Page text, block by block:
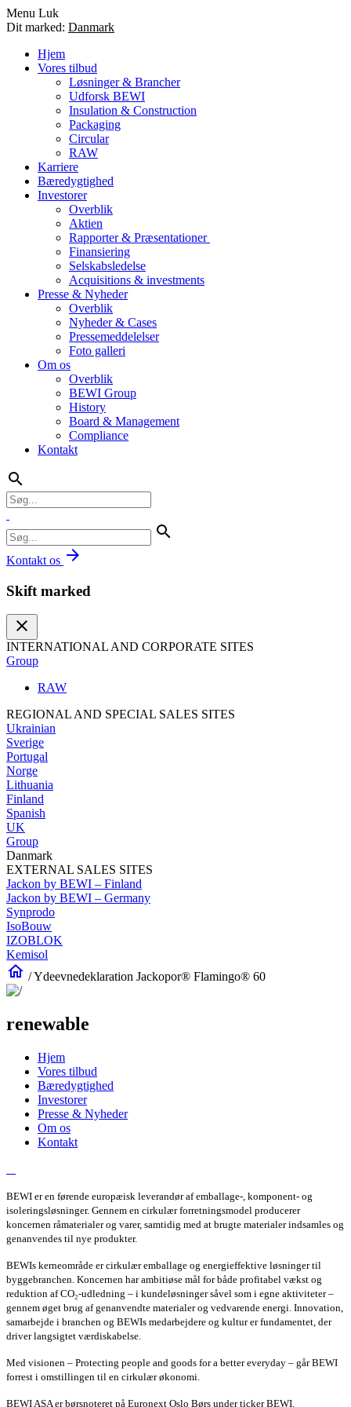
Menu Luk
Dit marked: Danmark
Hjem
Vores tilbud
Løsninger & Brancher
Udforsk BEWI
Insulation & Construction
Packaging
Circular
RAW
Karriere
Bæredygtighed
Investorer
Overblik
Aktien
Rapporter & Præsentationer
Finansiering
Selskabsledelse
Acquisitions & investments
Presse & Nyheder
Overblik
Nyheder & Cases
Pressemeddelelser
Foto galleri
Om os
Overblik
BEWI Group
History
Board & Management
Compliance
Kontakt
search
search
Kontakt os arrow_forward
Skift marked
close
INTERNATIONAL AND CORPORATE SITES
Group
RAW
REGIONAL AND SPECIAL SALES SITES
Ukrainian
Sverige
Portugal
Norge
Lithuania
Finland
Spanish
UK
Group
Danmark
EXTERNAL SALES SITES
Jackon by BEWI – Finland
Jackon by BEWI – Germany
Synprodo
IsoBouw
IZOBLOK
Kemisol
home /Ydeevnedeklaration Jackopor® Flamingo® 60
renewable
Hjem
Vores tilbud
Bæredygtighed
Investorer
Presse & Nyheder
Om os
Kontakt
BEWI er en førende europæisk leverandør af emballage-, komponent- og
isoleringsløsninger. Gennem en cirkulær forretningsmodel producerer
koncernen råmaterialer og varer, samtidig med at brugte materialer indsamles og
genanvendes til nye produkter.
BEWIs kerneområde er cirkulær emballage og energieffektive løsninger til
byggebranchen. Koncernen har ambitiøse mål for både profitabel vækst og
reduktion af CO₂-udledning – i kundeløsninger såvel som i egne aktiviteter –
gennem øget brug af genanvendte materialer og vedvarende energi. Innovation,
samarbejde i branchen og BEWIs medarbejdere og kultur er fundamentet, der
driver langsigtet værdiskabelse.
Med visionen – Protecting people and goods for a better everyday – går BEWI
forrest i omstillingen til en cirkulær økonomi.
BEWI ASA er børsnoteret på Euronext Oslo Børs under ticker BEWI.